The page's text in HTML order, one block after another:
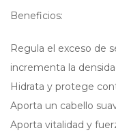
Beneficios:
Regula el exceso de
incrementa la
Hidrata y protege
Aporta un cabello
Aporta vitalidad y